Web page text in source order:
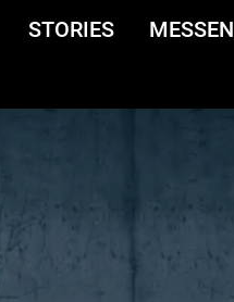
STORIES MESSEN